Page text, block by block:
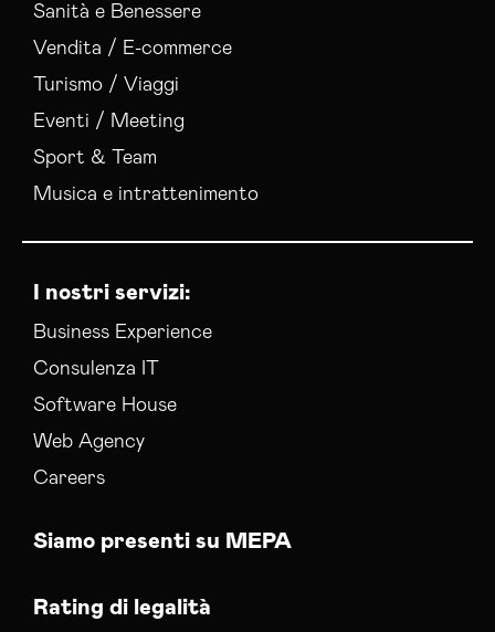
Sanità e Benessere
Vendita / E-commerce
Turismo / Viaggi
Eventi / Meeting
Sport & Team
Musica e intrattenimento
I nostri servizi:
Business Experience
Consulenza IT
Software House
Web Agency
Careers
Siamo presenti su MEPA
Rating di legalità